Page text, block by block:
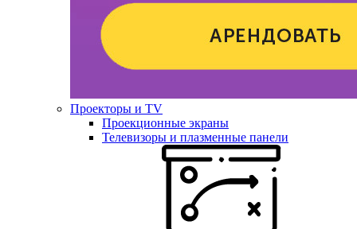
Проекторы и TV
Проекционные экраны
Телевизоры и плазменные панели